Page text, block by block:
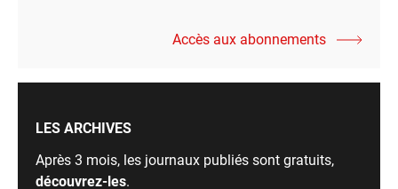
Accès aux abonnements
LES ARCHIVES
Après 3 mois, les journaux publiés sont gratuits,
découvrez-les.